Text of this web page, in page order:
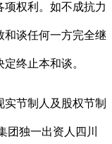
权利。如不成抗力
和谈任何一方完全继
终止本和谈。
节制人及股权节制
团独一出资人四川